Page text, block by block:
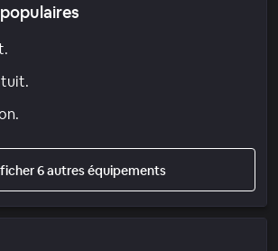
6 autres équipements